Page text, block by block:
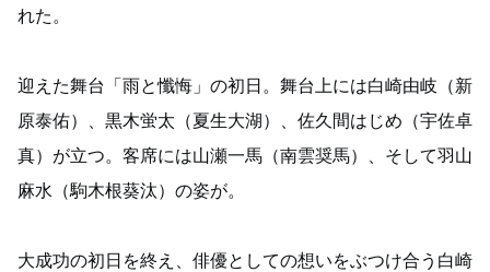
れた。
迎えた舞台「雨と懺悔」の初日。舞台上には白崎由岐（新
原泰佑）、黒木蛍太（夏生大湖）、佐久間はじめ（宇佐卓
真）が立つ。客席には山瀬一馬（南雲奨馬）、そして羽山
麻水（駒木根葵汰）の姿が。
大成功の初日を終え、俳優としての想いをぶつけ合う白崎